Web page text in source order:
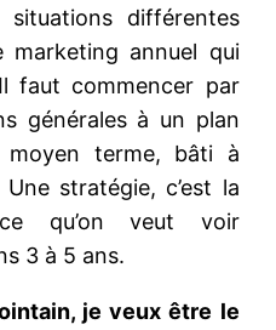
différentes
annuel qui
faut commencer par
générales à un plan
moyen terme, bâti à
stratégie, c’est la
qu’on veut voir
3 à 5 ans.
je veux être le